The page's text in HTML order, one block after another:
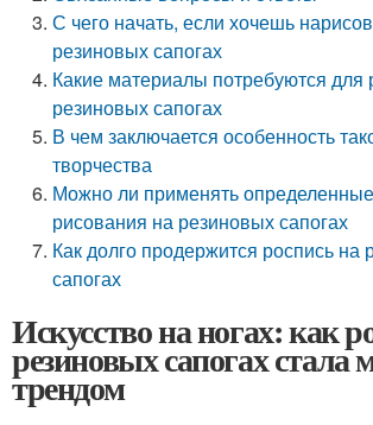
С чего начать, если хочешь
резиновых сапогах
Какие материалы потребуются для
резиновых сапогах
В чем заключается особенность
творчества
Можно ли применять
рисования на резиновых сапогах
Как долго продержится роспись на
сапогах
Искусство на ногах: как
резиновых сапогах
трендом